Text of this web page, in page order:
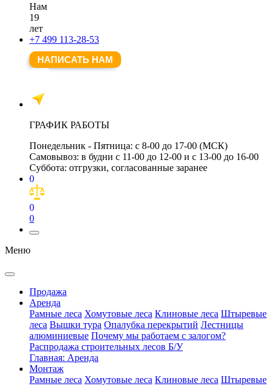
Нам
19
лет
+7 499 113-28-53
НАПИСАТЬ НАМ
ГРАФИК РАБОТЫ
Понедельник - Пятница: с 8-00 до 17-00 (МСК)
Самовывоз: в будни с 11-00 до 12-00 и с 13-00 до 16-00
Суббота: отгрузки, согласованные заранее
0
0
0
Меню
Продажа
Аренда
Рамные леса Хомутовые леса Клиновые леса Штыревые
леса Вышки тура Опалубка перекрытий Лестницы
алюминиевые Почему мы работаем с залогом?
Распродажа строительных лесов Б/У
Главная: Аренда
Монтаж
Рамные леса Хомутовые леса Клиновые леса Штыревые